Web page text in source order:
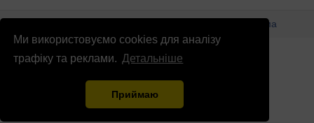
Ми використовуємо cookies для аналізу
трафіку та реклами. Детальніше
Приймаю
© Патріоти України 2026 Правова інформація
Реклама
info@patrioty.org.ua